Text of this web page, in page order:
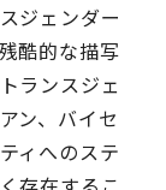
ジェンダー
酷的な描写
ランスジェ
ン、バイセ
ィへのステ